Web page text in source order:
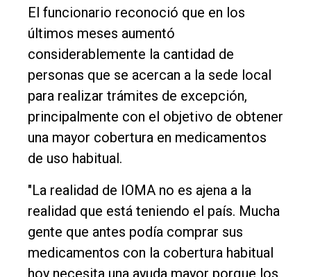
Cultura
Entrevistas
Rural
Deportes
Fúnebres
Edición
Empresa
Nosotros
Contacto
El funcionario reconoció que en los
últimos meses aumentó
considerablemente la cantidad de
personas que se acercan a la sede local
para realizar trámites de excepción,
principalmente con el objetivo de obtener
una mayor cobertura en medicamentos
de uso habitual.
"La realidad de IOMA no es ajena a la
realidad que está teniendo el país. Mucha
gente que antes podía comprar sus
medicamentos con la cobertura habitual
hoy necesita una ayuda mayor porque los